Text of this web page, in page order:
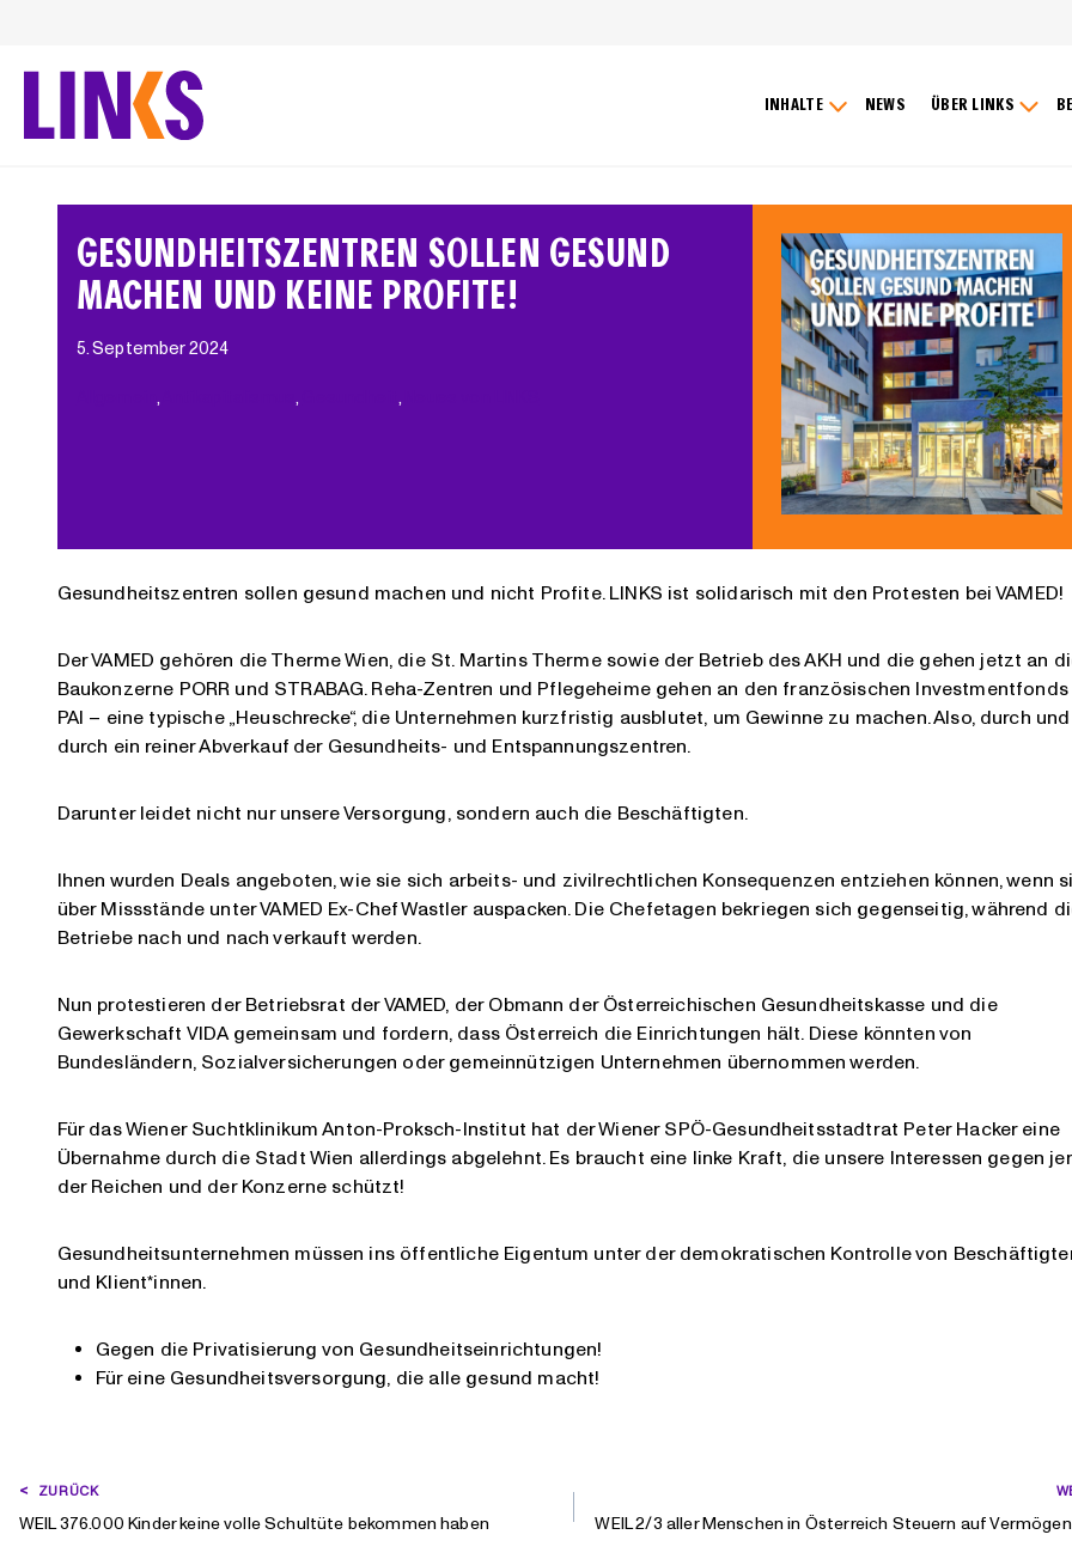
springen
INHALTE NEWS ÜBER LINKS
GESUNDHEITSZENTREN SOLLEN GESUND
MACHEN UND KEINE PROFITE!
5. September 2024
Allgemein, Antikapitalismus, ,
Gesundheitszentren sollen gesund machen und nicht Profite. LINKS ist solidarisch mit den Protesten bei VAMED!
Der VAMED gehören die Therme Wien, die St. Martins Therme sowie der Betrieb des AKH und die gehen jetzt an
Baukonzerne PORR und STRABAG. Reha-Zentren und Pflegeheime gehen an den französischen Investmentfonds
PAI – eine typische „Heuschrecke“, die Unternehmen kurzfristig ausblutet, um Gewinne zu machen. Also, durch und
durch ein reiner Abverkauf der Gesundheits- und Entspannungszentren.
Darunter leidet nicht nur unsere Versorgung, sondern auch die Beschäftigten.
Ihnen wurden Deals angeboten, wie sie sich arbeits- und zivilrechtlichen Konsequenzen entziehen können, wenn
über Missstände unter VAMED Ex-Chef Wastler auspacken. Die Chefetagen bekriegen sich gegenseitig, während
Betriebe nach und nach verkauft werden.
Nun protestieren der Betriebsrat der VAMED, der Obmann der Österreichischen Gesundheitskasse und die
Gewerkschaft VIDA gemeinsam und fordern, dass Österreich die Einrichtungen hält. Diese könnten von
Bundesländern, Sozialversicherungen oder gemeinnützigen Unternehmen übernommen werden.
Für das Wiener Suchtklinikum Anton-Proksch-Institut hat der Wiener SPÖ-Gesundheitsstadtrat Peter Hacker eine
Übernahme durch die Stadt Wien allerdings abgelehnt. Es braucht eine linke Kraft, die unsere Interessen gegen
der Reichen und der Konzerne schützt!
Gesundheitsunternehmen müssen ins öffentliche Eigentum unter der demokratischen Kontrolle von
und Klient*innen.
Gegen die Privatisierung von Gesundheitseinrichtungen!
Für eine Gesundheitsversorgung, die alle gesund macht!
BEITRAGSNAVIGATION
ZURÜCK
WEIL 376.000 Kinder keine volle Schultüte bekommen haben WEIL 2/3 aller Menschen in Österreich Steuern auf